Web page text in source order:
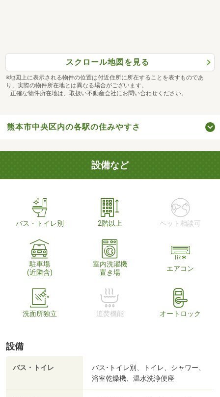
スクロール地図を見る
※地図上に表示される物件の位置は付近住所に所在することを表すものであ
り、実際の物件所在地とは異なる場合がございます。
正確な物件所在地は、取扱い不動産会社にお問い合わせください。
熊本市中央区内の各駅の住みやすさ
設備など
バス・トイレ別 2階以上 ペット相談可
駐車場
(近隣含)
室内洗濯機
置き場
エアコン
洗面所独立 追焚機能 オートロック
設備
バス・トイレ
バス･トイレ別、トイレ、シャワー、
浴室乾燥機、温水洗浄便座